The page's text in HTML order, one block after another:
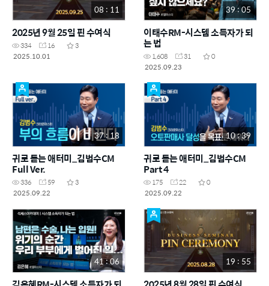
08 : 11
2025년 9월 25일 핀 수여식
334 16
3
2025.10.01
39 : 05
이태수RM-시스템 소득자가 되
는 법
1,608 31
0
2025.09.23
37 : 18
귀로 듣는 애터미_김범수CM
Full Ver.
336 59
3
2025.09.22
10 : 39
귀로 듣는 애터미_김범수CM
Part 4
175 22
0
2025.09.22
41 : 06 19 : 55